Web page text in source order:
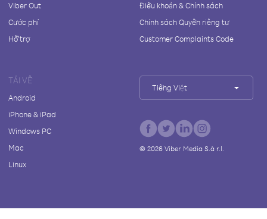
Viber Out
Cước phí
Hỗ trợ
Điều khoản & Chính sách
Chính sách Quyền riêng tư
Customer Complaints Code
TẢI VỀ
Android
iPhone & iPad
Windows PC
Mac
Linux
Tiếng Việt
© 2026Viber Media S.à r.l.